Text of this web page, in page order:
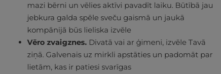
mazi bērni un vēlies aktīvi pavadīt laiku. Būtībā jau
jebkura galda spēle sveču gaismā un jaukā
kompānijā būs lieliska izvēle
Vēro zvaigznes. Divatā vai ar ģimeni, izvēle Tavā
ziņā. Galvenais uz mirkli apstāties un padomāt par
lietām, kas ir patiesi svarīgas